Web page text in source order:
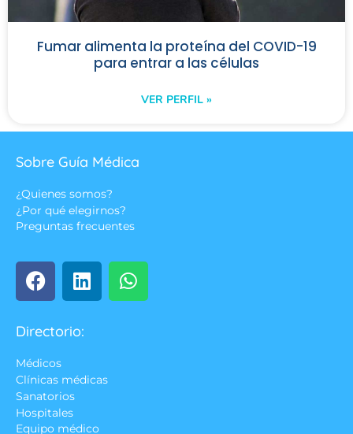
Fumar alimenta la proteína del COVID-19
para entrar a las células
VER PERFIL »
Sobre Guía Médica
¿Quienes somos?
¿Por qué elegirnos?
Preguntas frecuentes
Directorio:
Médicos
Clínicas médicas
Sanatorios
Hospitales
Equipo médico